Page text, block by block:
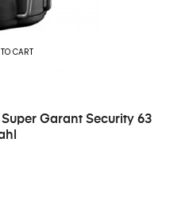
CART
Garant Security 63